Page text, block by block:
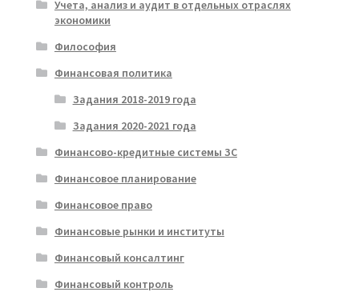
Учета, анализ и аудит в отдельных отраслях
экономики
Философия
Финансовая политика
Задания 2018-2019 года
Задания 2020-2021 года
Финансово-кредитные системы ЗС
Финансовое планирование
Финансовое право
Финансовые рынки и институты
Финансовый консалтинг
Финансовый контроль